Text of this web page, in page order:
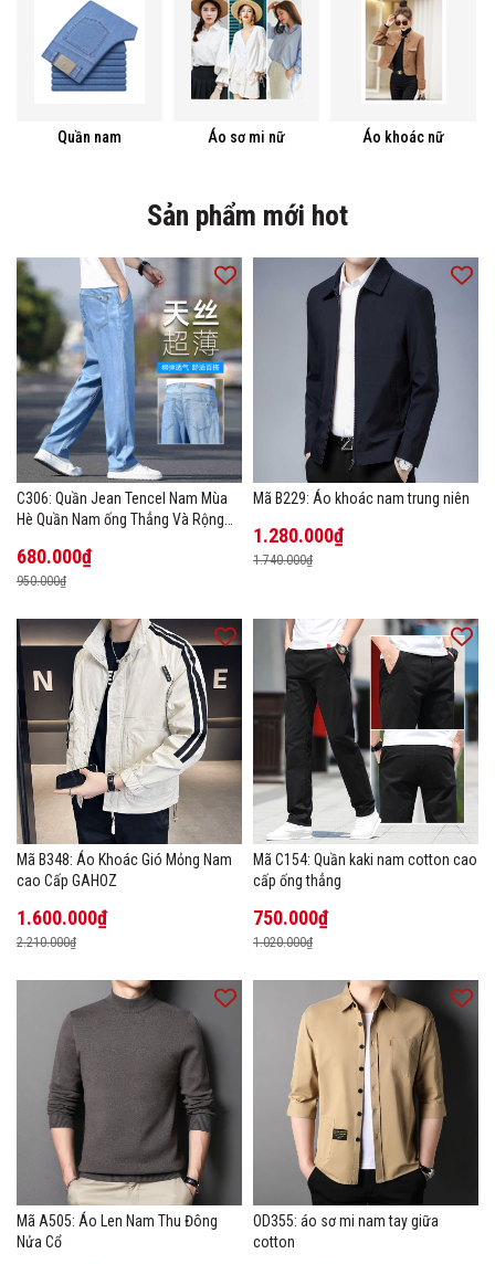
Quần nam Áo sơ mi nữ Áo khoác nữ
Sản phẩm mới hot
C306: Quần Jean Tencel Nam Mùa
Hè Quần Nam ống Thẳng Và Rộng
680.000₫
950.000₫
Mã B229: Áo khoác nam trung niên
1.280.000₫
1.740.000₫
Mã B348: Áo Khoác Gió Mỏng Nam
cao Cấp GAHOZ
1.600.000₫
2.210.000₫
Mã C154: Quần kaki nam cotton cao
cấp ống thẳng
750.000₫
1.020.000₫
Mã A505: Áo Len Nam Thu Đông
Nửa Cổ
OD355: áo sơ mi nam tay giữa
cotton